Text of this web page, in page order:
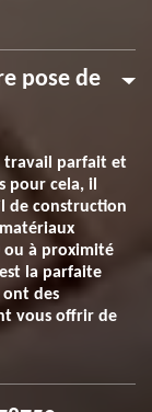
pose de
travail parfait et
pour cela, il
de construction
ou à proximité
la parfaite
des
vous offrir de